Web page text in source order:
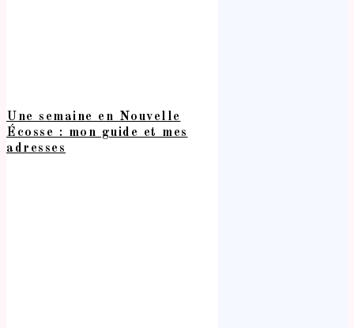
Une semaine en Nouvelle
Écosse : mon guide et mes
adresses